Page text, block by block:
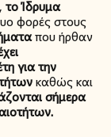
το Ίδρυμα
φορές στους
που ήρθαν
για την
καθώς και
σήμερα